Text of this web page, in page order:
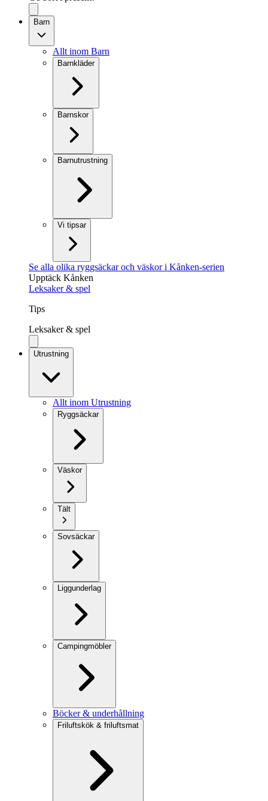
Barn
Allt inom Barn
Barnkläder
Barnskor
Barnutrustning
Vi tipsar
Se alla olika ryggsäckar och väskor i Kånken-serien
Upptäck Kånken
Leksaker & spel
Tips
Leksaker & spel
Utrustning
Allt inom Utrustning
Ryggsäckar
Väskor
Tält
Sovsäckar
Liggunderlag
Campingmöbler
Böcker & underhållning
Friluftskök & friluftsmat